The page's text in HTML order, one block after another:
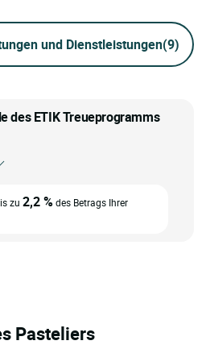
und Dienstleistungen(9)
des ETIK Treueprogramms
zu 2,2 %des Betrags Ihrer
Pasteliers